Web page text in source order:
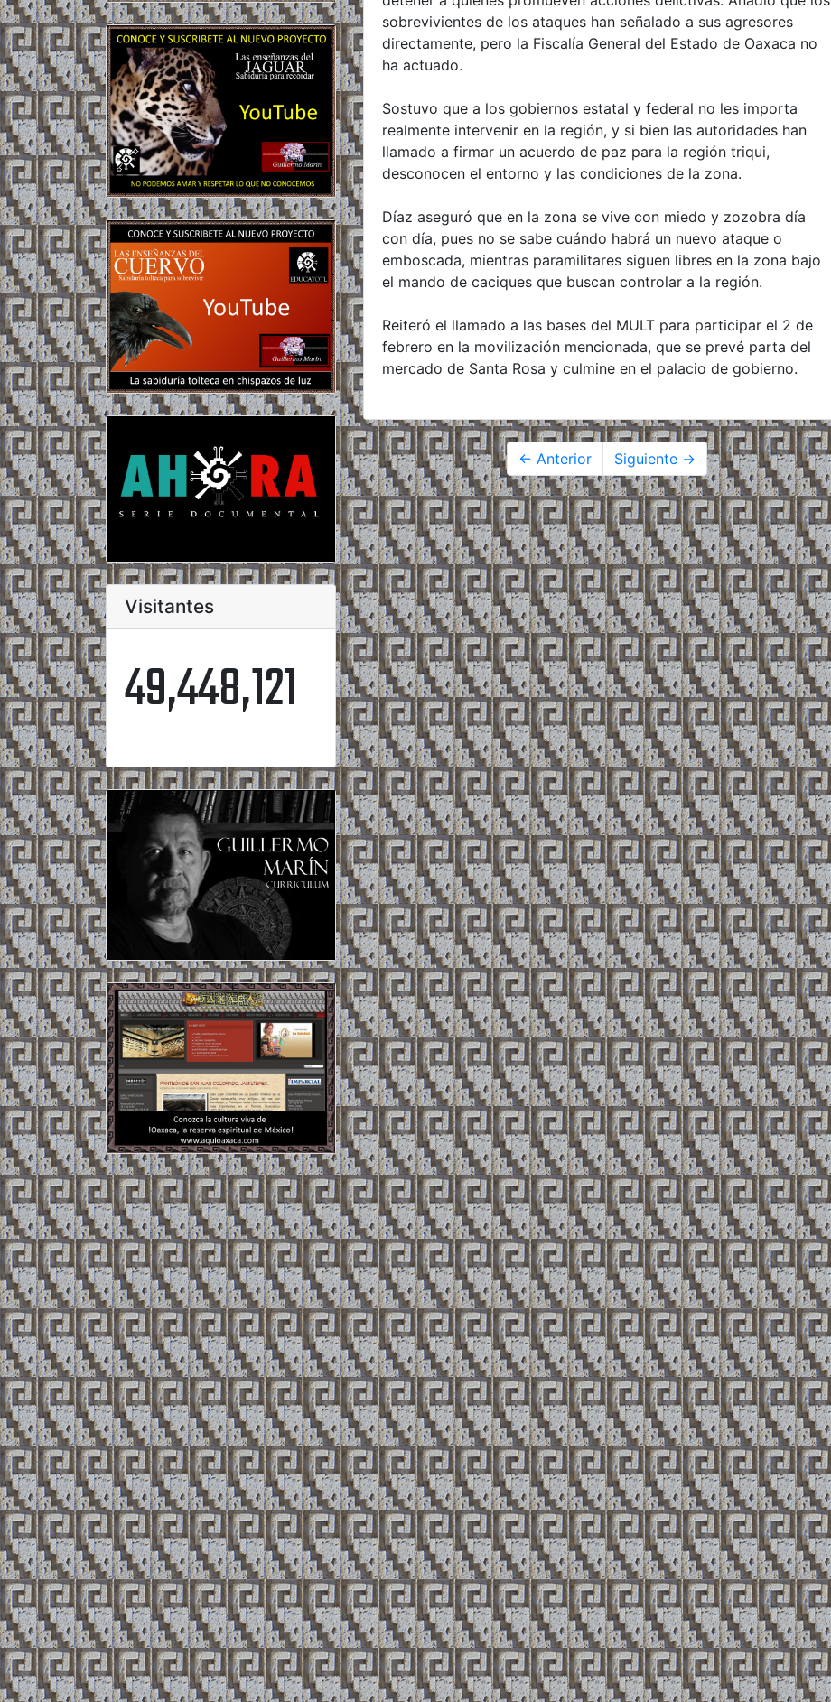
Visitantes
49,448,121
sobrevivientes de los ataques han señalado a sus agresores
directamente, pero la Fiscalía General del Estado de Oaxaca no
ha actuado.
Sostuvo que a los gobiernos estatal y federal no les importa
realmente intervenir en la región, y si bien las autoridades han
llamado a firmar un acuerdo de paz para la región triqui,
desconocen el entorno y las condiciones de la zona.
Díaz aseguró que en la zona se vive con miedo y zozobra día
con día, pues no se sabe cuándo habrá un nuevo ataque o
emboscada, mientras paramilitares siguen libres en la zona bajo
el mando de caciques que buscan controlar a la región.
Reiteró el llamado a las bases del MULT para participar el 2 de
febrero en la movilización mencionada, que se prevé parta del
mercado de Santa Rosa y culmine en el palacio de gobierno.
← Anterior Siguiente →